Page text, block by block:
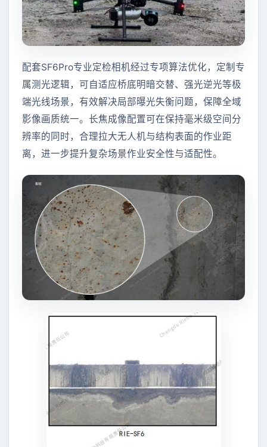
配套SF6Pro专业定检相机经过专项算法优化，定制专
属测光逻辑，可自适应桥底明暗交替、强光逆光等极
端光线场景，有效解决局部曝光失衡问题，保障全域
影像画质统一。长焦成像配置可在保持毫米级空间分
辨率的同时，合理拉大无人机与结构表面的作业距
离，进一步提升复杂场景作业安全性与适配性。